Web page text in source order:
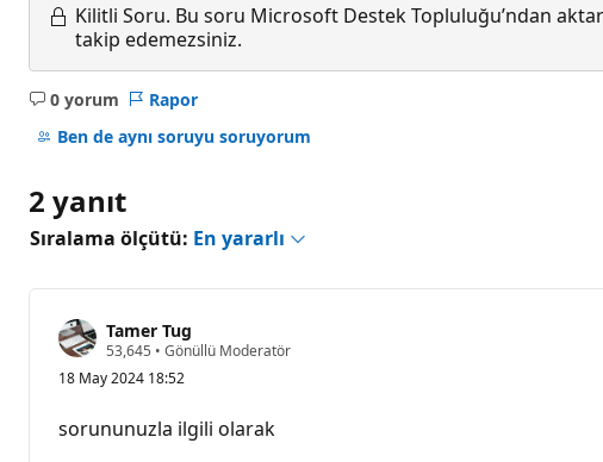
Kilitli Soru. Bu soru Microsoft Destek Topluluğu’ndan
takip edemezsiniz.
0 yorum
Açıklama
yok
Rapor
Ben de aynı soruyu soruyorum
2 yanıt
Sıralama ölçütü: En yararlı
Tamer Tug
53,645 S
y
ı
n
• Gönüllü Moderatör
18 May 2024 18:52
sorununuzla ilgili olarak